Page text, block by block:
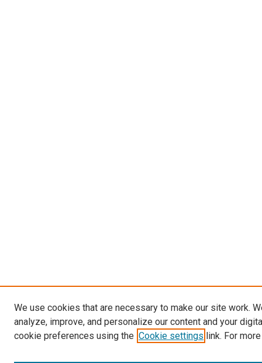
We use cookies that are necessary to make our site work.
analyze, improve, and personalize our content and your
cookie preferences using the Cookie settings link. For